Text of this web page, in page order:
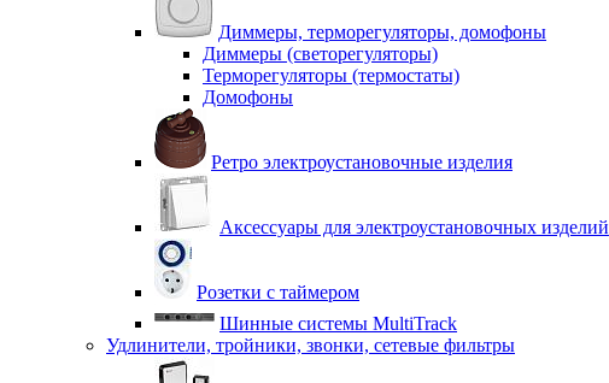
Диммеры, терморегуляторы, домофоны
Диммеры (светорегуляторы)
Терморегуляторы (термостаты)
Домофоны
Ретро электроустановочные изделия
Аксессуары для электроустановочных изделий
Розетки с таймером
Шинные системы MultiTrack
Удлинители, тройники, звонки, сетевые фильтры